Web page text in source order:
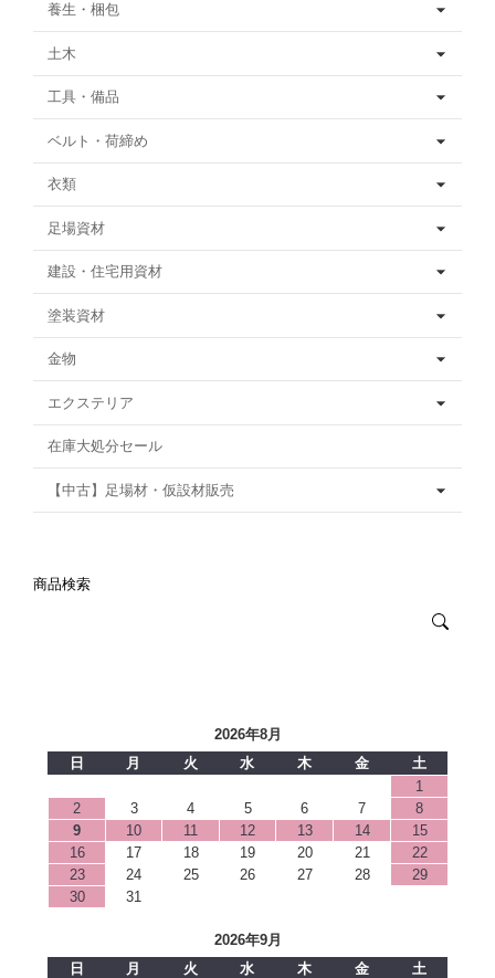
養生・梱包
土木
工具・備品
ベルト・荷締め
衣類
足場資材
建設・住宅用資材
塗装資材
金物
エクステリア
在庫大処分セール
【中古】足場材・仮設材販売
商品検索
2026年8月
日
月 火 水 木 金
土
1
2
3 4 5 6 7
8
9
10 11 12 13 14
15
16
17 18 19 20 21
22
23
24 25 26 27 28
29
30
31
2026年9月
日
月 火 水 木 金
土